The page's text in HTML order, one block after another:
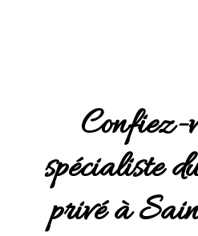
Confiez-
spécialiste
privé à